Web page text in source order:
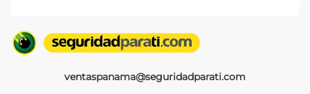
ventaspanama@seguridadparati.com